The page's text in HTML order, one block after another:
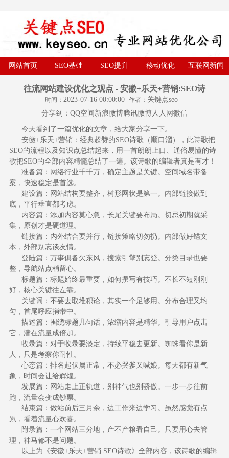
网站首页 SEO基础 SEO提升 移动优化 互联网新闻
往流网站建设优化之观点 - 安徽+乐天+营销:SEO诗
时间： 2023-07-16 00:00:00 作者： 关键点seo
分享到： QQ空间 新浪微博腾讯微博人人网 微信
今天看到了一篇优化的文章，给大家分享一下。
安徽+乐天+营销：经典超赞的SEO诗歌（顺口溜），此诗歌把
SEO的流程以及知识点总结起来，用一首朗朗上口、通俗易懂的诗
歌把SEO的全部内容精髓总结了一遍。该诗歌的编辑者真是有才！
准备篇：网络行业千千万，确定主题是关键。空间域名带备
案，快速稳定是首选。
建设篇：网站结构要整齐，树形网状是第一。内部链接做到
底，平行垂直都考虑。
内容篇：添加内容莫心急，长尾关键要布局。切忌初期就采
集，原创才是硬道理。
链接篇：内外结合要并行，链接策略切勿扔。内部做好锚文
本，外部别忘谈友情。
登陆篇：万事俱备欠东风，搜索引擎别忘登。分类目录也要
整，导航站点稍留心。
标题篇：标题始终最重要，如何撰写有技巧。不长不短刚刚
好，核心关键往左靠。
关键词：不要去取堆积论，其实一个足够用。分布合理又均
匀，首尾呼应捎带中。
描述篇：围绕标题几句话，浓缩内容是精华。引导用户点击
它，潜在流量成倍加。
收录篇：对于收录要淡定，持续平稳去更新。蜘蛛看你是新
人，只是考察你耐性。
心态篇：排名起伏属正常，不必哭爹又喊娘。每天都有新气
象，时间会让给辉煌。
发展篇：网站走上正轨道，别神气也别骄傲。一步一步往前
跑，流量会变成钞票。
结束篇：做站前后三月余，边工作来边学习。虽然感觉有点
累，看着流量心欢喜。
附录篇：一个网站三分地，产不产粮看自己。只要用心去管
理，神马都不是问题。
以上为《安徽+乐天+营销:SEO诗歌》全部内容，该诗歌的编辑